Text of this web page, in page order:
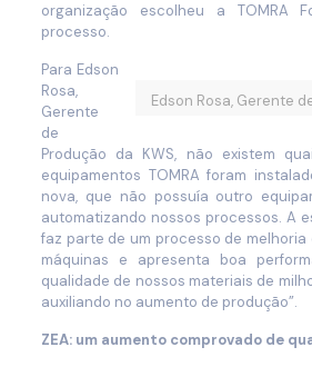
organização escolheu a TOMRA
processo.
Edson Rosa, Gerente
Para Edson
Rosa,
Gerente
de
Produção da KWS, não existem
equipamentos TOMRA foram
nova, que não possuía outro
automatizando nossos processos. A
faz parte de um processo de
máquinas e apresenta boa
qualidade de nossos materiais de
auxiliando no aumento de produção”.
ZEA: um aumento comprovado de